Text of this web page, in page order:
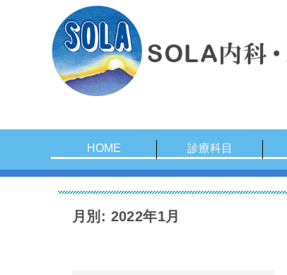
HOME 診療科目
月別: 2022年1月